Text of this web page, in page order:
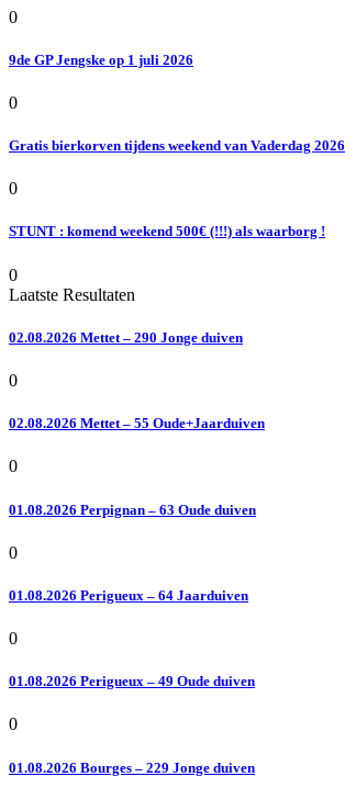
0
9de GP Jengske op 1 juli 2026
0
Gratis bierkorven tijdens weekend van Vaderdag 2026
0
STUNT : komend weekend 500€ (!!!) als waarborg !
0
Laatste Resultaten
02.08.2026 Mettet – 290 Jonge duiven
0
02.08.2026 Mettet – 55 Oude+Jaarduiven
0
01.08.2026 Perpignan – 63 Oude duiven
0
01.08.2026 Perigueux – 64 Jaarduiven
0
01.08.2026 Perigueux – 49 Oude duiven
0
01.08.2026 Bourges – 229 Jonge duiven